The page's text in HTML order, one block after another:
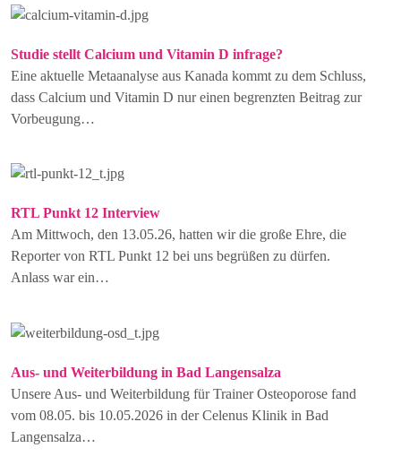
Studie stellt Calcium und Vitamin D infrage?
Eine aktuelle Metaanalyse aus Kanada kommt zu dem Schluss,
dass Calcium und Vitamin D nur einen begrenzten Beitrag zur
Vorbeugung…
RTL Punkt 12 Interview
Am Mittwoch, den 13.05.26, hatten wir die große Ehre, die
Reporter von RTL Punkt 12 bei uns begrüßen zu dürfen.
Anlass war ein…
Aus- und Weiterbildung in Bad Langensalza
Unsere Aus- und Weiterbildung für Trainer Osteoporose fand
vom 08.05. bis 10.05.2026 in der Celenus Klinik in Bad
Langensalza…